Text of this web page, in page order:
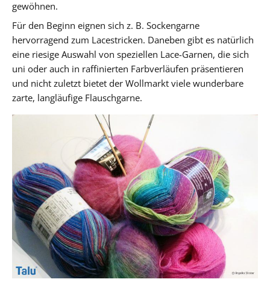
gewöhnen.
Für den Beginn eignen sich z. B. Sockengarne
hervorragend zum Lacestricken. Daneben gibt es natürlich
eine riesige Auswahl von speziellen Lace-Garnen, die sich
uni oder auch in raffinierten Farbverläufen präsentieren
und nicht zuletzt bietet der Wollmarkt viele wunderbare
zarte, langläufige Flauschgarne.